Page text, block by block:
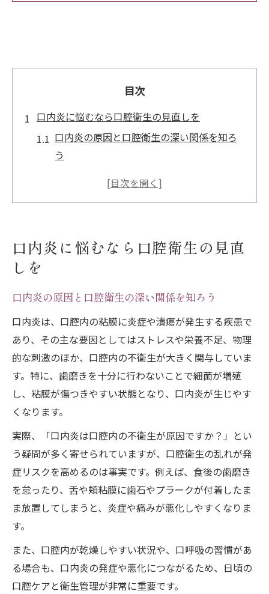
目次
口内炎に悩むなら口腔衛生の見直しを
口内炎の原因と口腔衛生の深い関係を知ろ
う
口内炎を防ぐための清潔な口腔ケア方法
口内炎と乾燥の関係を徹底解説
由
口腔内乾燥が口内炎を引き起こす仕組み
口内炎予防に効果的な保湿ケアの実践方法
高齢者は口腔内乾燥で口内炎が治りにく
い？
口呼吸や生活習慣が口内炎に与える影響
歯磨きで悪化する口内炎に注意を
口内炎時の歯磨きが痛いときの対処法
口内炎で歯磨きをしない選択は正しいか
歯磨きが口内炎の原因になる理由と予防法
口内炎悪化を防ぐ優しい歯磨きのポイント
知恵袋で話題の口内炎と歯磨きの関係性
口内炎でも無理なく続けられる口腔ケアの
工夫
口内炎に悩むなら口腔衛生の見直
しを
口内炎の原因と口腔衛生の深い関係を知ろう
口内炎は、口腔内の粘膜に炎症や潰瘍が発生する疾患で
あり、その主な要因としてはストレスや栄養不足、物理
的な刺激のほか、口腔内の不衛生が大きく関与していま
す。特に、歯磨きを十分に行わないことで細菌が増殖
し、粘膜が傷つきやすい状態となり、口内炎が生じやす
くなります。
実際、「口内炎は口腔内の不衛生が原因ですか？」とい
う疑問が多く寄せられていますが、口腔衛生の乱れが発
症リスクを高めるのは事実です。例えば、食後の歯磨き
を怠ったり、舌や頬粘膜に歯石やプラークが付着したま
ま放置してしまうと、炎症や痛みが悪化しやすくなりま
す。
また、口腔内が乾燥しやすい状況や、口呼吸の習慣があ
る場合も、口内炎の発症や悪化につながるため、日頃の
口腔ケアと衛生管理が非常に重要です。